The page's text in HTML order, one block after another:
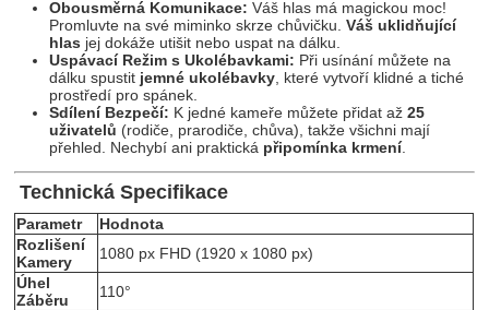
Obousměrná Komunikace: Váš hlas má magickou moc!
Promluvte na své miminko skrze chůvičku.Váš uklidňující
hlas jej dokáže utišit nebo uspat na dálku.
Uspávací Režim s Ukolébavkami: Při usínání můžete na
dálku spustit jemné ukolébavky , které vytvoří klidné a tiché
prostředí pro spánek.
Sdílení Bezpečí: K jedné kameře můžete přidat až25
uživatelů (rodiče, prarodiče, chůva), takže všichni mají
přehled. Nechybí ani praktická připomínka krmení.
Technická Specifikace
Parametr
Hodnota
Rozlišení
Kamery
1080 px FHD (1920 x 1080 px)
Úhel
Záběru
110°